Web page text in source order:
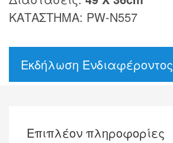
ΚΑΤΑΣΤΗΜΑ: PW-N557
Εκδήλωση Ενδιαφέροντος
Επιπλέον πληροφορίες